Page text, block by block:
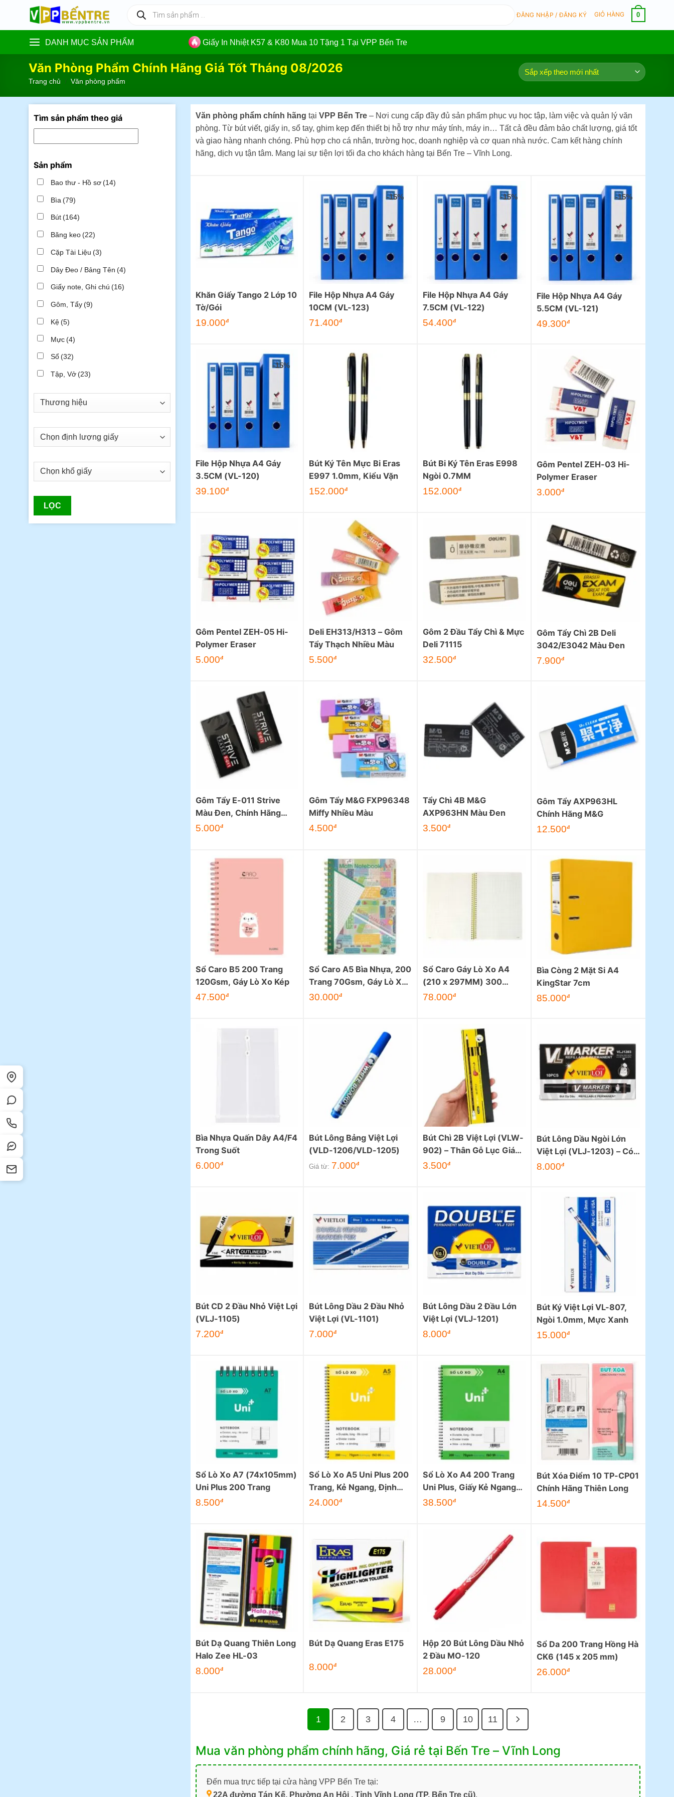
content
kiếm
phẩm
ĐĂNG NHẬP / ĐĂNG KÝ GIỎ HÀNG 0
DANH MỤC SẢN PHẨM Giấy In Nhiệt K57 & K80 Mua 10 Tặng 1 Tại VPP Bến Tre
Văn Phòng Phẩm Chính Hãng Giá Tốt Tháng 08/2026
Trang chủ Văn phòng phẩm
Tìm sản phẩm theo giá
Sản phẩm
Bao thư - Hồ sơ(14)
Bìa (79)
Bút(164)
Băng keo(22)
Cặp Tài Liệu (3)
Dây Đeo / Bảng Tên (4)
Giấy note, Ghi chú (16)
Gôm, Tẩy(9)
Kệ(5)
Mực(4)
Sổ(32)
Tập, Vở(23)
LỌC
Văn phòng phẩm chính hãng tại VPP Bến Tre– Nơi cung cấp đầy đủ sản phẩm phục vụ học tập, làm việc và quản lý văn
phòng. Từ bút viết, giấy in, sổ tay, ghim kẹp đến thiết bị hỗ trợ như máy tính, máy in… Tất cả đều đảm bảo chất lượng, giá tốt
và giao hàng nhanh chóng. Phù hợp cho cá nhân, trường học, doanh nghiệp và cơ quan nhà nước. Cam kết hàng chính
hãng, dịch vụ tận tâm. Mang lại sự tiện lợi tối đa cho khách hàng tại Bến Tre – Vĩnh Long.
Khăn Giấy Tango 2 Lớp 10
Tờ/Gói
19.000đ
-15%
File Hộp Nhựa A4 Gáy
10CM (VL-123)
Giá
gốc
71.400đGiá
-15%
File Hộp Nhựa A4 Gáy
7.5CM (VL-122)
Giá
gốc
54.400đGiá
-15%
File Hộp Nhựa A4 Gáy
5.5CM (VL-121)
Giá
gốc
49.300đGiá
-15%
File Hộp Nhựa A4 Gáy
3.5CM (VL-120)
Giá
gốc
39.100đGiá
Bút Ký Tên Mực Bi Eras
E997 1.0mm, Kiểu Vặn
152.000đ
Bút Bi Ký Tên Eras E998
Ngòi 0.7MM
152.000đ
Gôm Pentel ZEH-03 Hi-
Polymer Eraser
3.000đ
Gôm Pentel ZEH-05 Hi-
Polymer Eraser
5.000đ
Deli EH313/H313 – Gôm
Tẩy Thạch Nhiều Màu
5.500đ
Gôm 2 Đầu Tẩy Chì & Mực
Deli 71115
32.500đ
Gôm Tẩy Chì 2B Deli
3042/E3042 Màu Đen
7.900đ
Gôm Tẩy E-011 Strive
Màu Đen, Chính Hãng
Thiên Long
5.000đ
Gôm Tẩy M&G FXP96348
Miffy Nhiều Màu
4.500đ
Tẩy Chì 4B M&G
AXP963HN Màu Đen
3.500đ
Gôm Tẩy AXP963HL
Chính Hãng M&G
12.500đ
Sổ Caro B5 200 Trang
120Gsm, Gáy Lò Xo Kép
47.500đ
Sổ Caro A5 Bìa Nhựa, 200
Trang 70Gsm, Gáy Lò Xo
Đôi
30.000đ
Sổ Caro Gáy Lò Xo A4
(210 x 297MM) 300
Trang
78.000đ
Bìa Còng 2 Mặt Si A4
KingStar 7cm
85.000đ
Bìa Nhựa Quấn Dây A4/F4
Trong Suốt
6.000đ
Bút Lông Bảng Việt Lợi
(VLD-1206/VLD-1205)
Giá từ: 7.000đ
Bút Chì 2B Việt Lợi (VLW-
902) – Thân Gỗ Lục Giác
Sọc Vàng
3.500đ
Bút Lông Dầu Ngòi Lớn
Việt Lợi (VLJ-1203) – Có
Nút Thay Mực
8.000đ
Bút CD 2 Đầu Nhỏ Việt Lợi
(VLJ-1105)
7.200đ
Bút Lông Dầu 2 Đầu Nhỏ
Việt Lợi (VL-1101)
7.000đ
Bút Lông Dầu 2 Đầu Lớn
Việt Lợi (VLJ-1201)
8.000đ
Bút Ký Việt Lợi VL-807,
Ngòi 1.0mm, Mực Xanh
15.000đ
Sổ Lò Xo A7 (74x105mm)
Uni Plus 200 Trang
8.500đ
Sổ Lò Xo A5 Uni Plus 200
Trang, Kẻ Ngang, Định
Lượng 70gsm
24.000đ
Sổ Lò Xo A4 200 Trang
Uni Plus, Giấy Kẻ Ngang
70Gsm
38.500đ
Bút Xóa Điểm 10 TP-CP01
Chính Hãng Thiên Long
14.500đ
Bút Dạ Quang Thiên Long
Halo Zee HL-03
8.000đ
Bút Dạ Quang Eras E175
8.000đ
Hộp 20 Bút Lông Dầu Nhỏ
2 Đầu MO-120
28.000đ
Sổ Da 200 Trang Hồng Hà
CK6 (145 x 205 mm)
26.000đ
1 2 3 4 … 9 10 11
Mua văn phòng phẩm chính hãng, Giá rẻ tại Bến Tre – Vĩnh Long
Đến mua trực tiếp tại cửa hàng VPP Bến Tre tại:
22A đường Tán Kế, Phường An Hội , Tỉnh Vĩnh Long (TP. Bến Tre cũ).